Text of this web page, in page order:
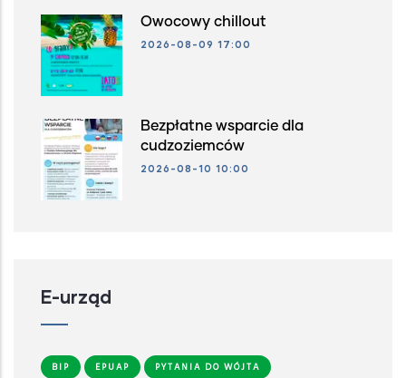
Owocowy chillout
2026-08-09 17:00
Bezpłatne wsparcie dla
cudzoziemców
2026-08-10 10:00
E-urząd
BIP EPUAP PYTANIA DO WÓJTA